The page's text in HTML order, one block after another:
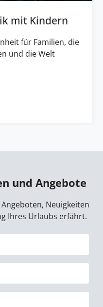
mit Kindern
für Familien, die
und die Welt
und Angebote
Neuigkeiten
Ihres Urlaubs erfährt.